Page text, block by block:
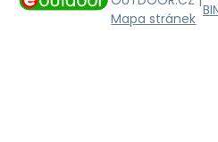
Mapa stránek